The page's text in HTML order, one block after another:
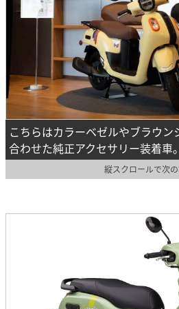
こちらはカラーベゼルやブラウン
合わせた純正アクセサリー装着車。
縦スクロールで次